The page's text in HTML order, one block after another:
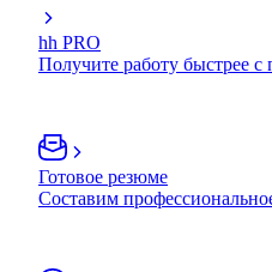
hh PRO
Получите работу быстрее
Готовое резюме
Составим